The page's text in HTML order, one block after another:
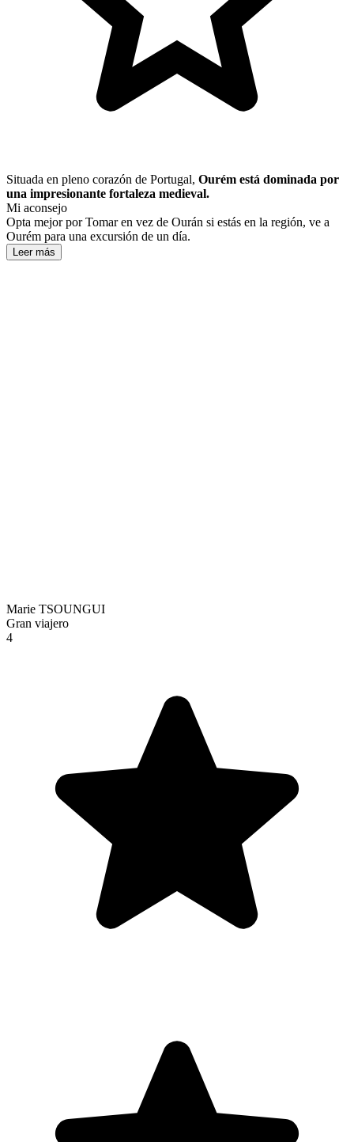
Situada en pleno corazón de Portugal, Ourém está dominada por
una impresionante fortaleza medieval.
Mi aconsejo
Opta mejor por Tomar en vez de Ourán si estás en la región, ve a
Ourém para una excursión de un día.
Leer más
Marie TSOUNGUI
Gran viajero
4